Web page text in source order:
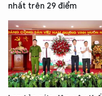
nhất trên 29 điểm